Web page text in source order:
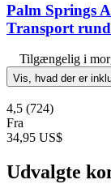
Palm Springs
Transport
Tilgængelig i
Vis, hvad der er
4,5 (724)
Fra
34,95 US$
Udvalgte